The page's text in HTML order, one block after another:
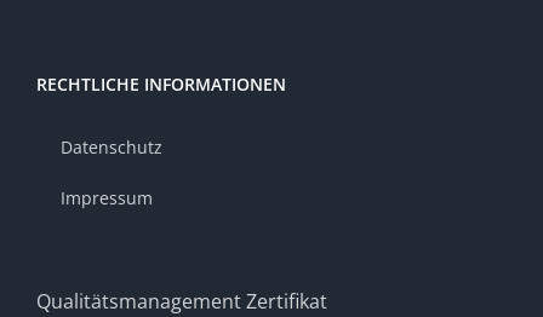
RECHTLICHE INFORMATIONEN
Datenschutz
Impressum
Qualitätsmanagement Zertifikat